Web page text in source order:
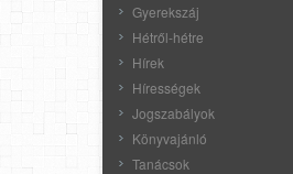
Gyerekszáj
Hétről-hétre
Hírek
Hírességek
Jogszabályok
Könyvajánló
Tanácsok